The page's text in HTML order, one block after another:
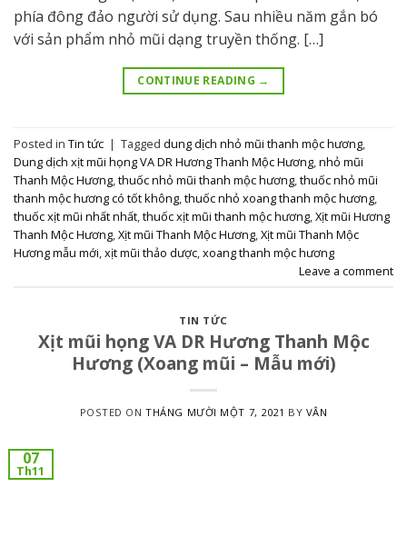
phía đông đảo người sử dụng. Sau nhiều năm gắn bó
với sản phẩm nhỏ mũi dạng truyền thống. […]
CONTINUE READING →
Posted in Tin tức | Tagged dung dịch nhỏ mũi thanh mộc hương,
Dung dịch xịt mũi họng VA DR Hương Thanh Mộc Hương,nhỏ mũi
Thanh Mộc Hương,thuốc nhỏ mũi thanh mộc hương,thuốc nhỏ mũi
thanh mộc hương có tốt không,thuốc nhỏ xoang thanh mộc hương,
thuốc xịt mũi nhất nhất,thuốc xịt mũi thanh mộc hương,Xịt mũi Hương
Thanh Mộc Hương,Xịt mũi Thanh Mộc Hương,Xịt mũi Thanh Mộc
Hương mẫu mới,xịt mũi thảo dược,xoang thanh mộc hương
Leave a comment
TIN TỨC
Xịt mũi họng VA DR Hương Thanh Mộc
Hương (Xoang mũi – Mẫu mới)
POSTED ONTHÁNG MƯỜI MỘT 7, 2021 BY VÂN
07
Th11